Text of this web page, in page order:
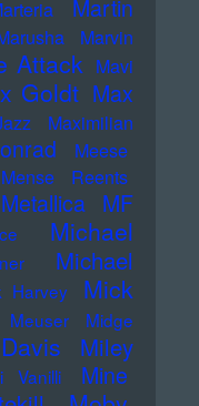
Martin
Marvin
Attack Mavi
Goldt Max
Maximilian
Meese
Mense Reents
Metallica MF
Michael
Michael
Harvey
Mick
Meuser
Midge
Miley
Vanilli Mine